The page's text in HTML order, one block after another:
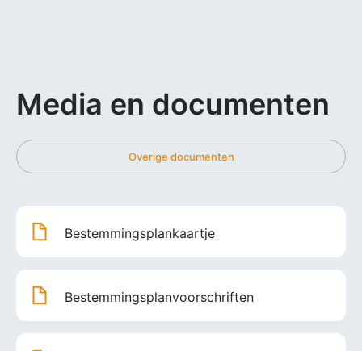
Media en documenten
Overige documenten
Bestemmingsplankaartje
Bestemmingsplanvoorschriften